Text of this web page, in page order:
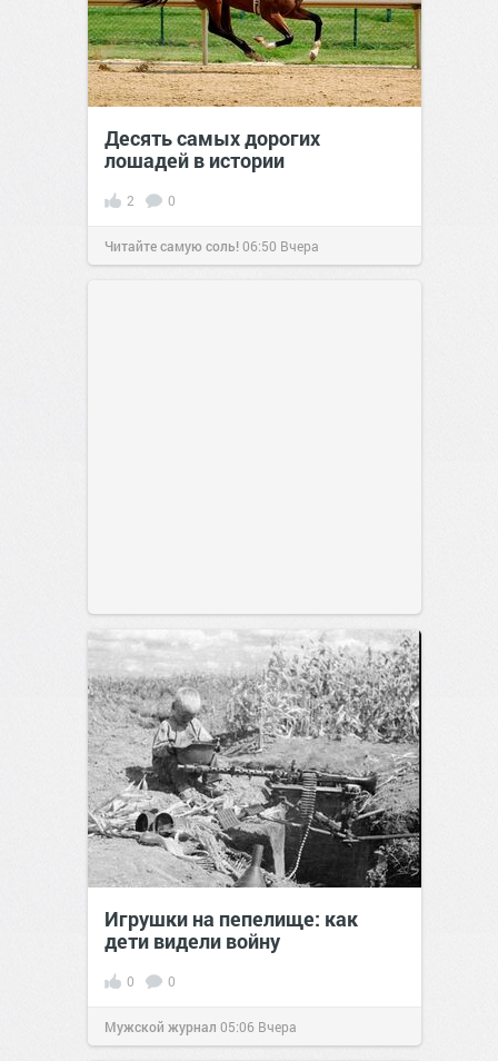
Десять самых дорогих
лошадей в истории
2 0
Читайте самую соль!06:50 Вчера
Игрушки на пепелище: как
дети видели войну
0 0
Мужской журнал 05:06 Вчера